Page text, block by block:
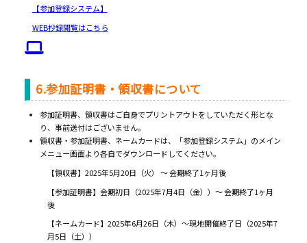
【参加登録システム】
WEB抄録閲覧はこちら
6.参加証明書・領収書について
参加証明書、領収書はご自身でプリントアウトをしていただく形とな
り、事前送付はございません。
領収書・参加証明書、ネームカードは、「参加登録システム」のメイン
メニュー画面より各自でダウンロードしてください。
【領収書】2025年5月20日（火） ～ 会期終了1ヶ月後
【参加証明書】会期初日（2025年7月4日（金））～ 会期終了1ヶ月
後
【ネームカード】2025年6月26日（木）～現地開催終了日（2025年7
月5日（土））